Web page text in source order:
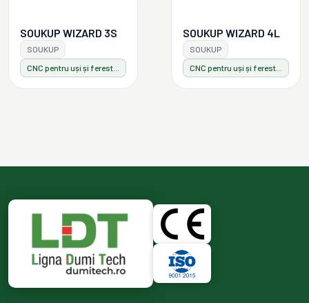
SOUKUP WIZARD 3S
SOUKUP
SOUKUP WIZARD 4L
SOUKUP